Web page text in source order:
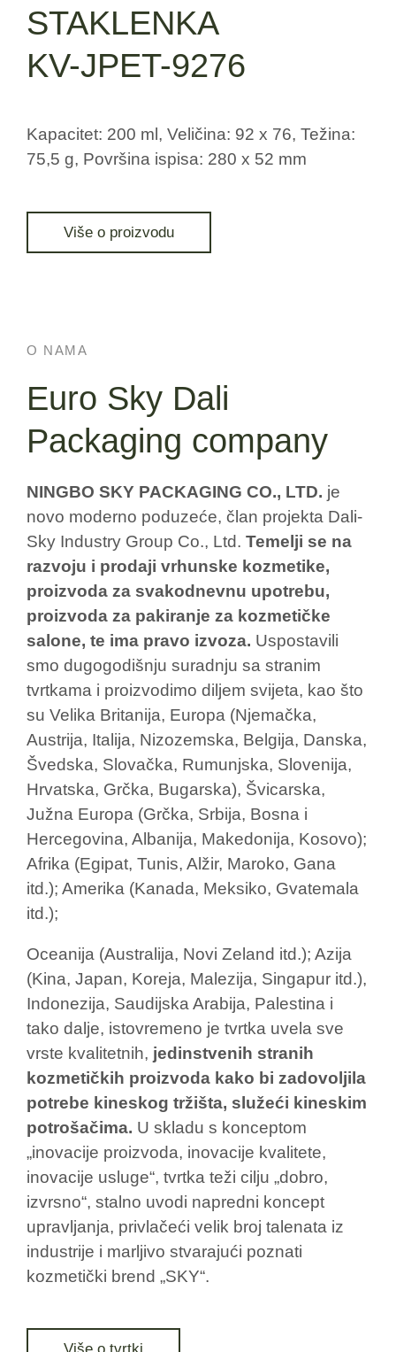
STAKLENKA
KV-JPET-9276
Kapacitet: 200 ml, Veličina: 92 x 76, Težina:
75,5 g, Površina ispisa: 280 x 52 mm
Više o proizvodu
O NAMA
Euro Sky Dali
Packaging company
NINGBO SKY PACKAGING CO., LTD. je
novo moderno poduzeće, član projekta Dali-
Sky Industry Group Co., Ltd. Temelji se na
razvoju i prodaji vrhunske kozmetike,
proizvoda za svakodnevnu upotrebu,
proizvoda za pakiranje za kozmetičke
salone, te ima pravo izvoza. Uspostavili
smo dugogodišnju suradnju sa stranim
tvrtkama i proizvodimo diljem svijeta, kao što
su Velika Britanija, Europa (Njemačka,
Austrija, Italija, Nizozemska, Belgija, Danska,
Švedska, Slovačka, Rumunjska, Slovenija,
Hrvatska, Grčka, Bugarska), Švicarska,
Južna Europa (Grčka, Srbija, Bosna i
Hercegovina, Albanija, Makedonija, Kosovo);
Afrika (Egipat, Tunis, Alžir, Maroko, Gana
itd.); Amerika (Kanada, Meksiko, Gvatemala
itd.);
Oceanija (Australija, Novi Zeland itd.); Azija
(Kina, Japan, Koreja, Malezija, Singapur itd.),
Indonezija, Saudijska Arabija, Palestina i
tako dalje, istovremeno je tvrtka uvela sve
vrste kvalitetnih, jedinstvenih stranih
kozmetičkih proizvoda kako bi zadovoljila
potrebe kineskog tržišta, služeći kineskim
potrošačima. U skladu s konceptom
„inovacije proizvoda, inovacije kvalitete,
inovacije usluge“, tvrtka teži cilju „dobro,
izvrsno“, stalno uvodi napredni koncept
upravljanja, privlačeći velik broj talenata iz
industrije i marljivo stvarajući poznati
kozmetički brend „SKY“.